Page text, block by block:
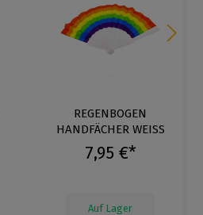
REGENBOGEN
HANDFÄCHER WEISS
7,95 €*
Auf Lager